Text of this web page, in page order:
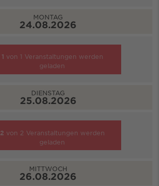
MONTAG
24.08.2026
1 von 1 Veranstaltungen werden
geladen
DIENSTAG
25.08.2026
2 von 2 Veranstaltungen werden
geladen
MITTWOCH
26.08.2026